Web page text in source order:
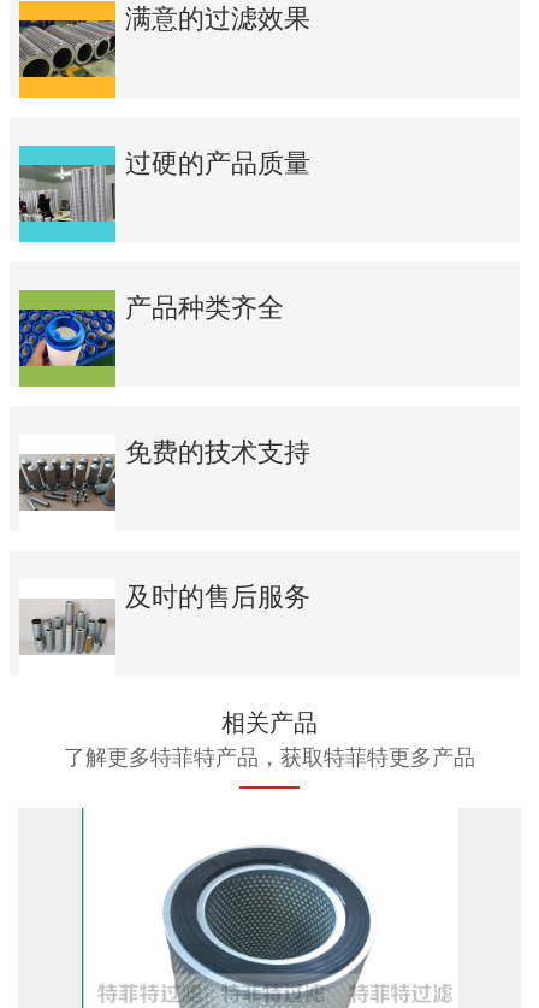
满意的过滤效果
过硬的产品质量
产品种类齐全
免费的技术支持
及时的售后服务
相关产品
了解更多特菲特产品，获取特菲特更多产品